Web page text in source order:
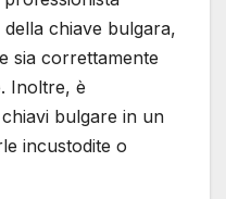
chiave bulgara,
sia correttamente
Inoltre, è
bulgare in un
incustodite o